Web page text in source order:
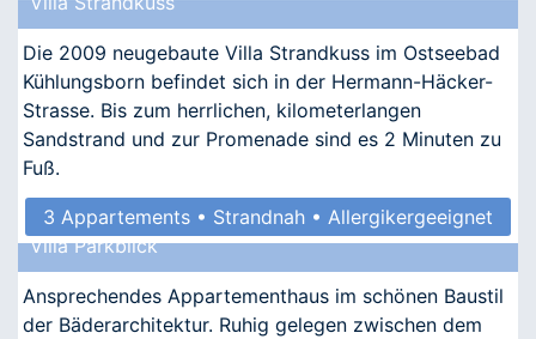
Die 2009 neugebaute Villa Strandkuss im Ostseebad
Kühlungsborn befindet sich in der Hermann-Häcker-
Strasse. Bis zum herrlichen, kilometerlangen
Sandstrand und zur Promenade sind es 2 Minuten zu
Fuß.
3 Appartements • Strandnah • Allergikergeeignet
Villa Parkblick
Ansprechendes Appartementhaus im schönen Baustil
der Bäderarchitektur. Ruhig gelegen zwischen dem